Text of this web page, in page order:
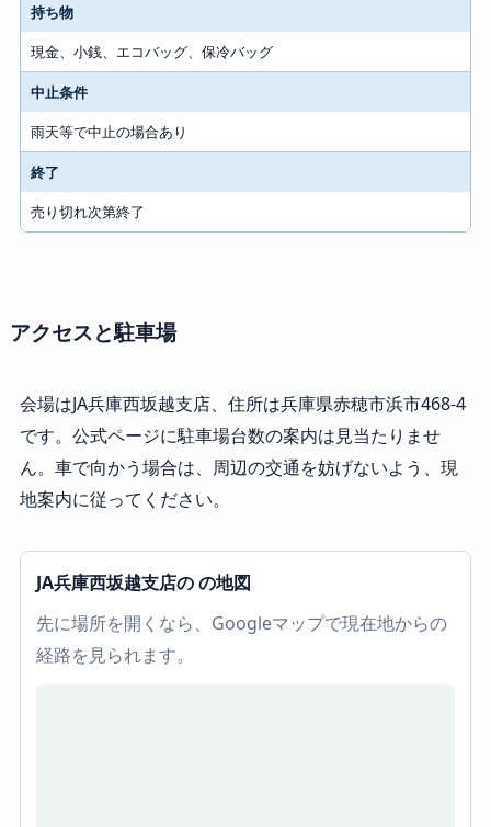
持ち物
現金、小銭、エコバッグ、保冷バッグ
中止条件
雨天等で中止の場合あり
終了
売り切れ次第終了
アクセスと駐車場
会場はJA兵庫西坂越支店、住所は兵庫県赤穂市浜市468-4
です。公式ページに駐車場台数の案内は見当たりませ
ん。車で向かう場合は、周辺の交通を妨げないよう、現
地案内に従ってください。
JA兵庫西坂越支店の の地図
先に場所を開くなら、Googleマップで現在地からの
経路を見られます。